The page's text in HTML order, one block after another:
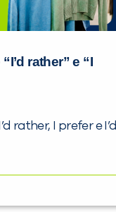
rather” e “I
rather, I prefer e I’d